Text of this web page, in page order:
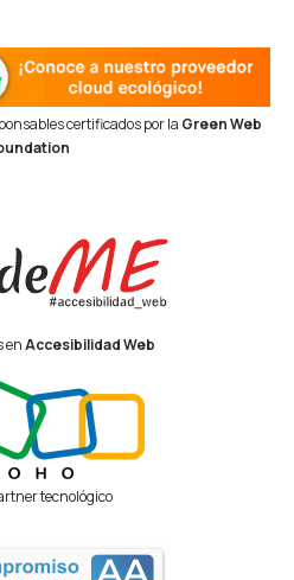
certificados por la Green Web
enAccesibilidad Web
tecnológico